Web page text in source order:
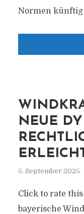
Normen künftig
NEUE
5. September 2025
Click to rate this
bayerische